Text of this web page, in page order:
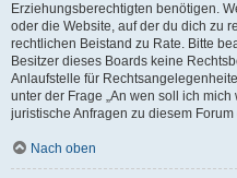
Erziehungsberechtigten benötigen.
oder die Website, auf der du dich zu
rechtlichen Beistand zu Rate. Bitte
Besitzer dieses Boards keine
Anlaufstelle für
unter der Frage „An wen soll ich
juristische Anfragen zu diesem
Nach oben